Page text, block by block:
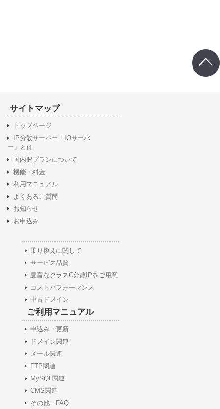
サイトマップ
トップページ
IP分散サーバー「IQサーバ
ー」とは
国内IPプランについて
機能・料金
利用マニュアル
よくあるご質問
お知らせ
お申込み
乗り換えに関して
サービス品質
豊富なクラスC分散IPをご用意
コストパフォーマンス
中古ドメイン
ご利用マニュアル
申込み・更新
ドメイン関連
メール関連
FTP関連
MySQL関連
CMS関連
その他・FAQ